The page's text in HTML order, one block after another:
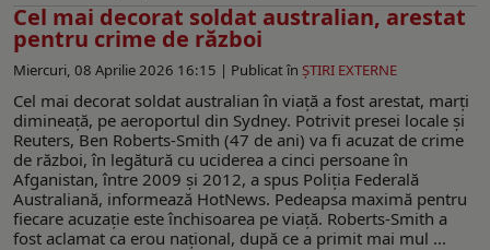
Cel mai decorat soldat australian, arestat
pentru crime de război
Miercuri, 08 Aprilie 2026 16:15 | Publicat în ŞTIRI EXTERNE
Cel mai decorat soldat australian în viață a fost arestat, marți
dimineață, pe aeroportul din Sydney. Potrivit presei locale și
Reuters, Ben Roberts-Smith (47 de ani) va fi acuzat de crime
de război, în legătură cu uciderea a cinci persoane în
Afganistan, între 2009 și 2012, a spus Poliția Federală
Australiană, informează HotNews. Pedeapsa maximă pentru
fiecare acuzație este închisoarea pe viață. Roberts-Smith a
fost aclamat ca erou național, după ce a primit mai mul ...